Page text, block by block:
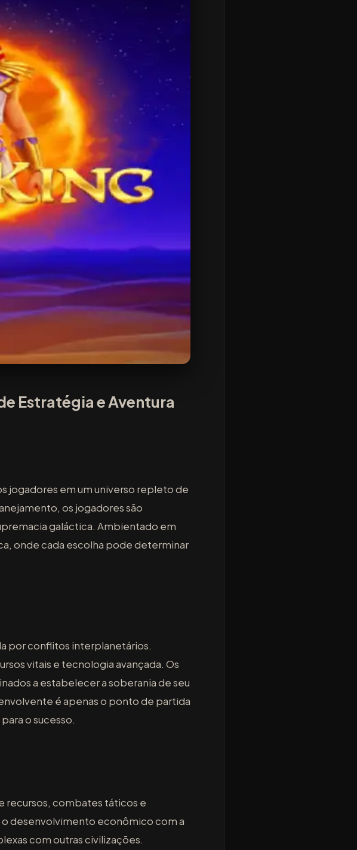
Estratégia e Aventura
jogadores em um universo repleto de
os jogadores são
galáctica. Ambientado em
onde cada escolha pode determinar
por conflitos interplanetários.
vitais e tecnologia avançada. Os
a estabelecer a soberania de seu
é apenas o ponto de partida
o sucesso.
recursos, combates táticos e
desenvolvimento econômico com a
com outras civilizações.